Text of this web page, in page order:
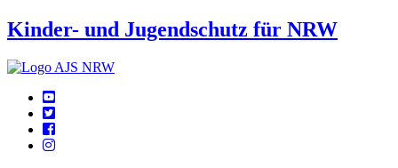
Kinder- und Jugendschutz für NRW